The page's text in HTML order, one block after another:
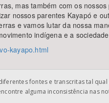
mas também com os
nossos parentes Kayapó e
e vamos lutar da nossa
indígena e a
kayapo.html
fontes e transcritas tal
alguma inconsistência nas